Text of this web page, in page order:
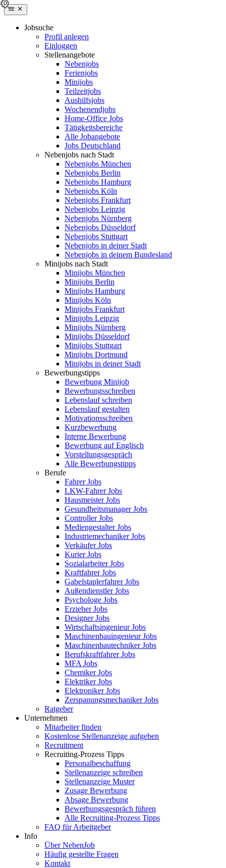
Jobsuche
Profil anlegen
Einloggen
Stellenangebote
Nebenjobs
Ferienjobs
Minijobs
Teilzeitjobs
Aushilfsjobs
Wochenendjobs
Home-Office Jobs
Tätigkeitsbereiche
Alle Jobangebote
Jobs Deutschland
Nebenjobs nach Stadt
Nebenjobs München
Nebenjobs Berlin
Nebenjobs Hamburg
Nebenjobs Köln
Nebenjobs Frankfurt
Nebenjobs Leipzig
Nebenjobs Nürnberg
Nebenjobs Düsseldorf
Nebenjobs Stuttgart
Nebenjobs in deiner Stadt
Nebenjobs in deinem Bundesland
Minijobs nach Stadt
Minijobs München
Minijobs Berlin
Minijobs Hamburg
Minijobs Köln
Minijobs Frankfurt
Minijobs Leipzig
Minijobs Nürnberg
Minijobs Düsseldorf
Minijobs Stuttgart
Minijobs Dortmund
Minijobs in deiner Stadt
Bewerbungstipps
Bewerbung Minijob
Bewerbungsschreiben
Lebenslauf schreiben
Lebenslauf gestalten
Motivationsschreiben
Kurzbewerbung
Interne Bewerbung
Bewerbung auf Englisch
Vorstellungsgespräch
Alle Bewerbungstipps
Berufe
Fahrer Jobs
LKW-Fahrer Jobs
Hausmeister Jobs
Gesundheitsmanager Jobs
Controller Jobs
Mediengestalter Jobs
Industriemechaniker Jobs
Verkäufer Jobs
Kurier Jobs
Sozialarbeiter Jobs
Kraftfahrer Jobs
Gabelstaplerfahrer Jobs
Außendienstler Jobs
Psychologe Jobs
Erzieher Jobs
Designer Jobs
Wirtschaftsingenieur Jobs
Maschinenbauingenieur Jobs
Maschinenbautechniker Jobs
Berufskraftfahrer Jobs
MFA Jobs
Chemiker Jobs
Elektriker Jobs
Elektroniker Jobs
Zerspanungsmechaniker Jobs
Ratgeber
Unternehmen
Mitarbeiter finden
Kostenlose Stellenanzeige aufgeben
Recruitment
Recruiting-Prozess Tipps
Personalbeschaffung
Stellenanzeige schreiben
Stellenanzeige Muster
Zusage Bewerbung
Absage Bewerbung
Bewerbungsgespräch führen
Alle Recruiting-Prozess Tipps
FAQ für Arbeitgeber
Info
Über NebenJob
Häufig gestellte Fragen
Kontakt